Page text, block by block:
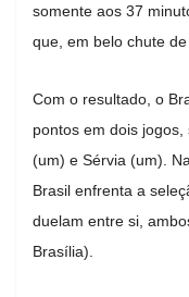
somente aos 37
que, em belo chute
Com o resultado, o
pontos em dois
(um) e Sérvia (um).
Brasil enfrenta a
duelam entre si,
Brasília).